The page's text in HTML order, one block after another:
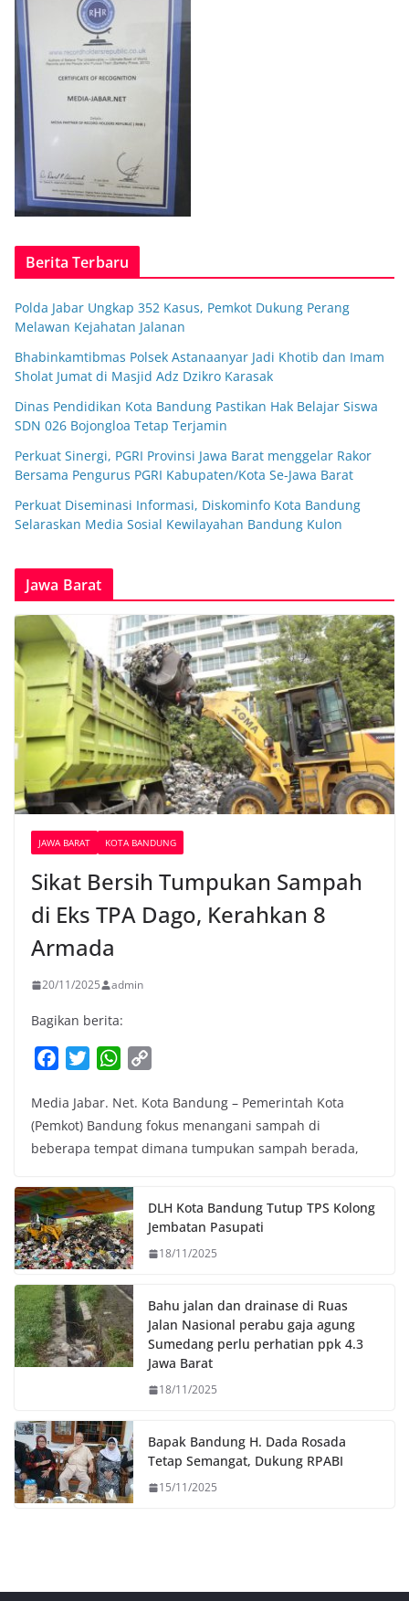
Berita Terbaru
Polda Jabar Ungkap 352 Kasus, Pemkot Dukung Perang
Melawan Kejahatan Jalanan
Bhabinkamtibmas Polsek Astanaanyar Jadi Khotib dan Imam
Sholat Jumat di Masjid Adz Dzikro Karasak
Dinas Pendidikan Kota Bandung Pastikan Hak Belajar Siswa
SDN 026 Bojongloa Tetap Terjamin
Perkuat Sinergi, PGRI Provinsi Jawa Barat menggelar Rakor
Bersama Pengurus PGRI Kabupaten/Kota Se-Jawa Barat
Perkuat Diseminasi Informasi, Diskominfo Kota Bandung
Selaraskan Media Sosial Kewilayahan Bandung Kulon
Jawa Barat
JAWA BARAT KOTA BANDUNG
Sikat Bersih Tumpukan Sampah
di Eks TPA Dago, Kerahkan 8
Armada
20/11/2025 admin
Bagikan berita:
c
e
b
o
k
i
t
t
r
W
a
t
s
p
p
p
y
L
n
k
Media Jabar. Net. Kota Bandung – Pemerintah Kota
(Pemkot) Bandung fokus menangani sampah di
beberapa tempat dimana tumpukan sampah berada,
DLH Kota Bandung Tutup TPS Kolong
Jembatan Pasupati
18/11/2025
Bahu jalan dan drainase di Ruas
Jalan Nasional perabu gaja agung
Sumedang perlu perhatian ppk 4.3
Jawa Barat
18/11/2025
Bapak Bandung H. Dada Rosada
Tetap Semangat, Dukung RPABI
15/11/2025